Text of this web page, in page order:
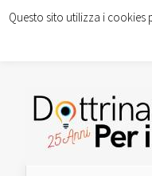
Questo sito utilizza i